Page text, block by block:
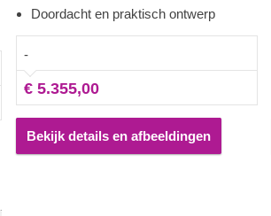
erg handig is als u uw banden aan het
carport is een genot - een moderne
uitstraling, voldoende ruimte en een
degelijke bescherming om uw auto dag
en nacht tegen vlekken te beschermen.
Dit is eankoop waar u geen spijt van zult
Doordacht en praktisch ontwerp
-
€ 5.355,00
Bekijk details en afbeeldingen